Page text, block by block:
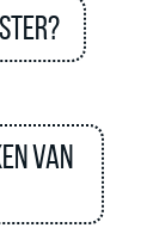
van